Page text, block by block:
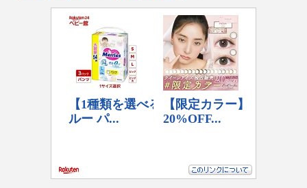
山！ヤギが主役
の3Dアクション
い！涙活に使え
る泣ける動画・
映画